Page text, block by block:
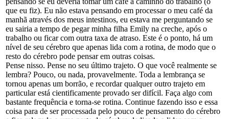
que eu fiz). Eu não estava pensando em processar o meu café da
manhã através dos meus intestinos, eu estava me perguntando se
eu sairia a tempo de pegar minha filha Emily na creche, após o
trabalho ou ficar com outra taxa de atraso. Este é o ponto, há um
nível de seu cérebro que apenas lida com a rotina, de modo que o
resto do cérebro pode pensar em outras coisas.
Pense nisso. Pense no seu último trajeto. O que você realmente se
lembra? Pouco, ou nada, provavelmente. Toda a lembrança se
tornou apenas um borrão, e recordar qualquer outro trajeto em
particular está cientificamente provado ser difícil. Faça algo com
bastante frequência e torna-se rotina. Continue fazendo isso e essa
coisa para de ser processada pelo pouco de pensamento do cérebro